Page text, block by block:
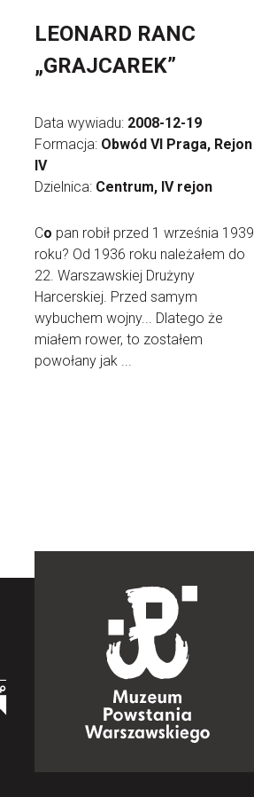
LEONARD RANC
„GRAJCAREK”
Data wywiadu: 2008-12-19
Formacja: Obwód VI Praga, Rejon
IV
Dzielnica: Centrum, IV rejon
Co pan robił przed 1 września 1939
roku? Od 1936 roku należałem do
22. Warszawskiej Drużyny
Harcerskiej. Przed samym
wybuchem wojny... Dlatego że
miałem rower, to zostałem
powołany jak ...